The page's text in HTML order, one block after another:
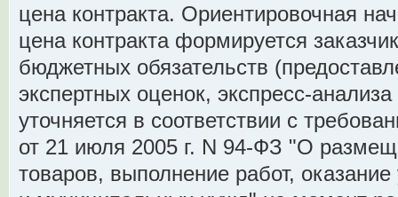
цена контракта. Ориентировочная
цена контракта формируется
бюджетных обязательств
экспертных оценок, экспресс-
уточняется в соответствии с
от 21 июля 2005 г. N 94-ФЗ "О
товаров, выполнение работ,